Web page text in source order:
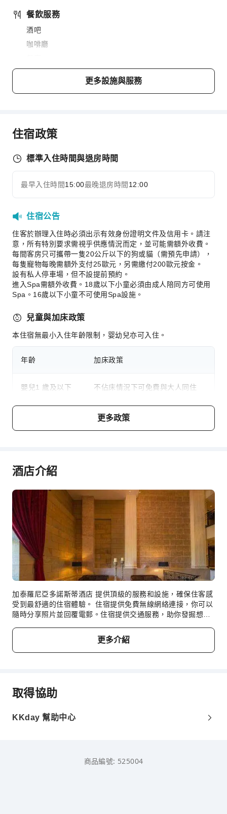
餐飲服務
酒吧
咖啡廳
運動設施
高爾夫球場
租車服務
熨燙服務
洗衣服務
公共區域設施
公共區域wifi
圖書室
停車場
櫃檯服務
無障礙通道
展開全部
更多設施與服務
住宿政策
標準入住時間與退房時間
最早入住時間15:00最晚退房時間 12:00
住宿公告
住客於辦理入住時必須出示有效身份證明文件及信用卡。請注
意，所有特別要求需視乎供應情況而定，並可能需額外收費。
每間客房只可攜帶一隻20公斤以下的狗或貓（需預先申請），
每隻寵物每晚需額外支付25歐元，另需繳付200歐元按金。
設有私人停車場，但不設提前預約。
進入Spa需額外收費。18歲以下小童必須由成人陪同方可使用
Spa。16歲以下小童不可使用Spa設施。
兒童與加床政策
本住宿無最小入住年齡限制，婴幼兒亦可入住。
年齡 加床政策
嬰兒1 歲及以下 不佔床情況下可免費與大人同住
若超出房型標準入住人数，需支付
費用標準將視不同房型、入住人數及住宿方案而異，且部分費
更多政策
酒店介紹
加泰羅尼亞多諾斯蒂酒店 提供頂級的服務和設施，確保住客感
受到最舒適的住宿體驗。 住宿提供免費無線網絡連接，你可以
隨時分享照片並回覆電郵。住宿提供交通服務，助你發掘想到
用 加泰羅尼亞多諾斯蒂酒店 提供的洗衣服務，以你最喜歡的
服裝呈現最佳狀態。客房服務等客房設施及服務讓你悠閒地享
受客房內的住宿體驗。 住宿的每間客房均提供一系列便利設
加泰羅尼亞多諾斯蒂酒店的住客可以選擇享受設有不同配置的
客房，部分更配備獨立客廳甚至陽台或露台。 入住部分指定客
日報紙或電視。 住宿部分客房內提供飲品，以滿足你的要求。
優質餐點，確保為你提供誘人且方便的選擇。在住宿的娛樂設
施中度過一個晚上，與和旅伴一起出外探險同樣愉快。加泰羅
更多介紹
取得協助
KKday 幫助中心
商品編號: 525004